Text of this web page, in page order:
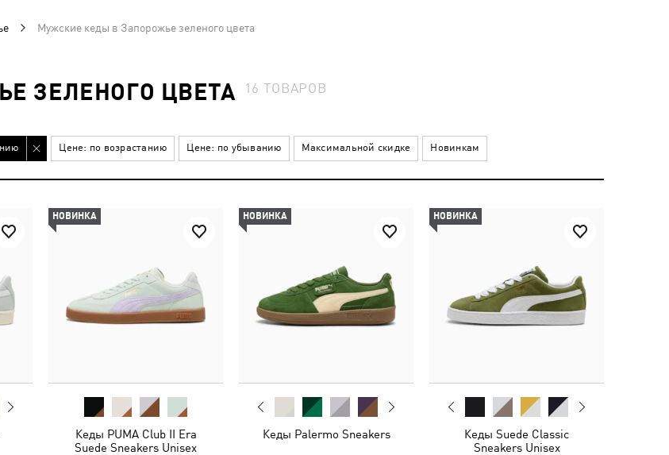
Мужские кеды в Запорожье зеленого цвета
ЗЕЛЕНОГО ЦВЕТА 16ТОВАРОВ
Цене: по возрастанию Цене: по убыванию Максимальной скидке Новинкам
НОВИНКА
Кеды PUMA Club II Era
Suede Sneakers Unisex
НОВИНКА
Кеды Palermo Sneakers
НОВИНКА
Кеды Suede Classic
Sneakers Unisex